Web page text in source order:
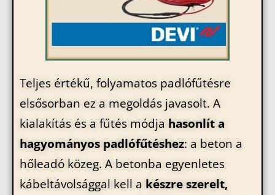
Teljes értékű, folyamatos padlófűtésre
elsősorban ez a megoldás javasolt. A
kialakítás és a fűtés módja hasonlít a
hagyományos padlófűtéshez: a beton a
hőleadó közeg. A betonba egyenletes
kábeltávolsággal kell a készre szerelt,